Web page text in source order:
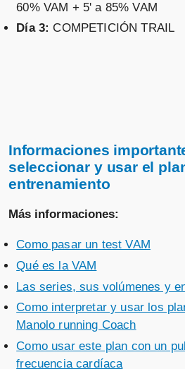
60% VAM + 5' a 85% VAM
Día 3: COMPETICIÓN TRAIL
Informaciones
seleccionar y usar el
entrenamiento
Más informaciones:
Como pasar un test VAM
Qué es la VAM
Las series, sus volúmenes y
Como interpretar y usar los
Manolo running Coach
Como usar este plan con un
frecuencia cardíaca